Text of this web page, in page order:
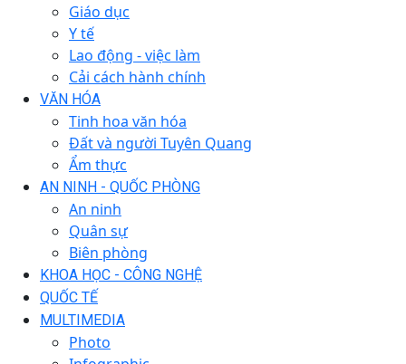
Giáo dục
Y tế
Lao động - việc làm
Cải cách hành chính
VĂN HÓA
Tinh hoa văn hóa
Đất và người Tuyên Quang
Ẩm thực
AN NINH - QUỐC PHÒNG
An ninh
Quân sự
Biên phòng
KHOA HỌC - CÔNG NGHỆ
QUỐC TẾ
MULTIMEDIA
Photo